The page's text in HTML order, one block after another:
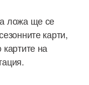
ложа ще се
карти,
на